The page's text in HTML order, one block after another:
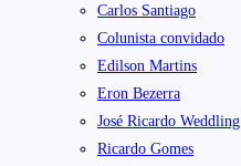
Carlos Santiago
Colunista convidado
Edilson Martins
Eron Bezerra
José Ricardo Weddling
Ricardo Gomes